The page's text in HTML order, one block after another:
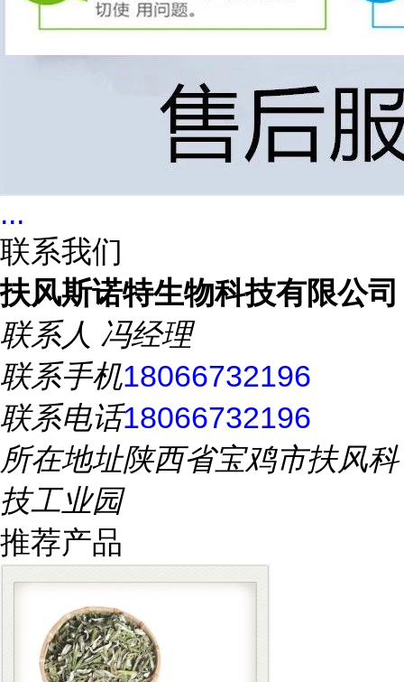
...
联系我们
扶风斯诺特生物科技有限公司
联系人 冯经理
联系手机18066732196
联系电话18066732196
所在地址陕西省宝鸡市扶风科
技工业园
推荐产品